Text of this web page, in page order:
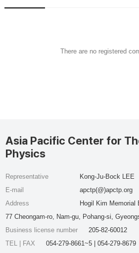
There are no registered
Asia Pacific Center for
Physics
Representative
Kong-Ju-Bock LEE
E-mail
apctp(@)apctp.org
Address
Hogil Kim Memorial
77 Cheongam-ro, Nam-gu, Pohang-si,
Business license number
205-82-60012
TEL | FAX
054-279-8661~5 | 054-279-8679